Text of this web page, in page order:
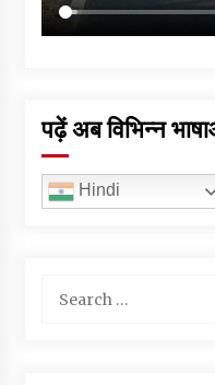
पढ़ें अब विभिन्न
Hindi
for: